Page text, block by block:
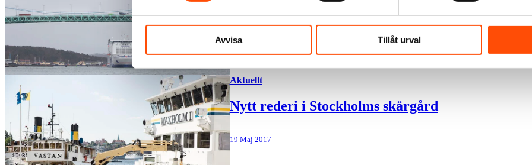
Avvisa Tillåt urval
Aktuellt
Nytt rederi i Stockholms skärgård
19 Maj 2017